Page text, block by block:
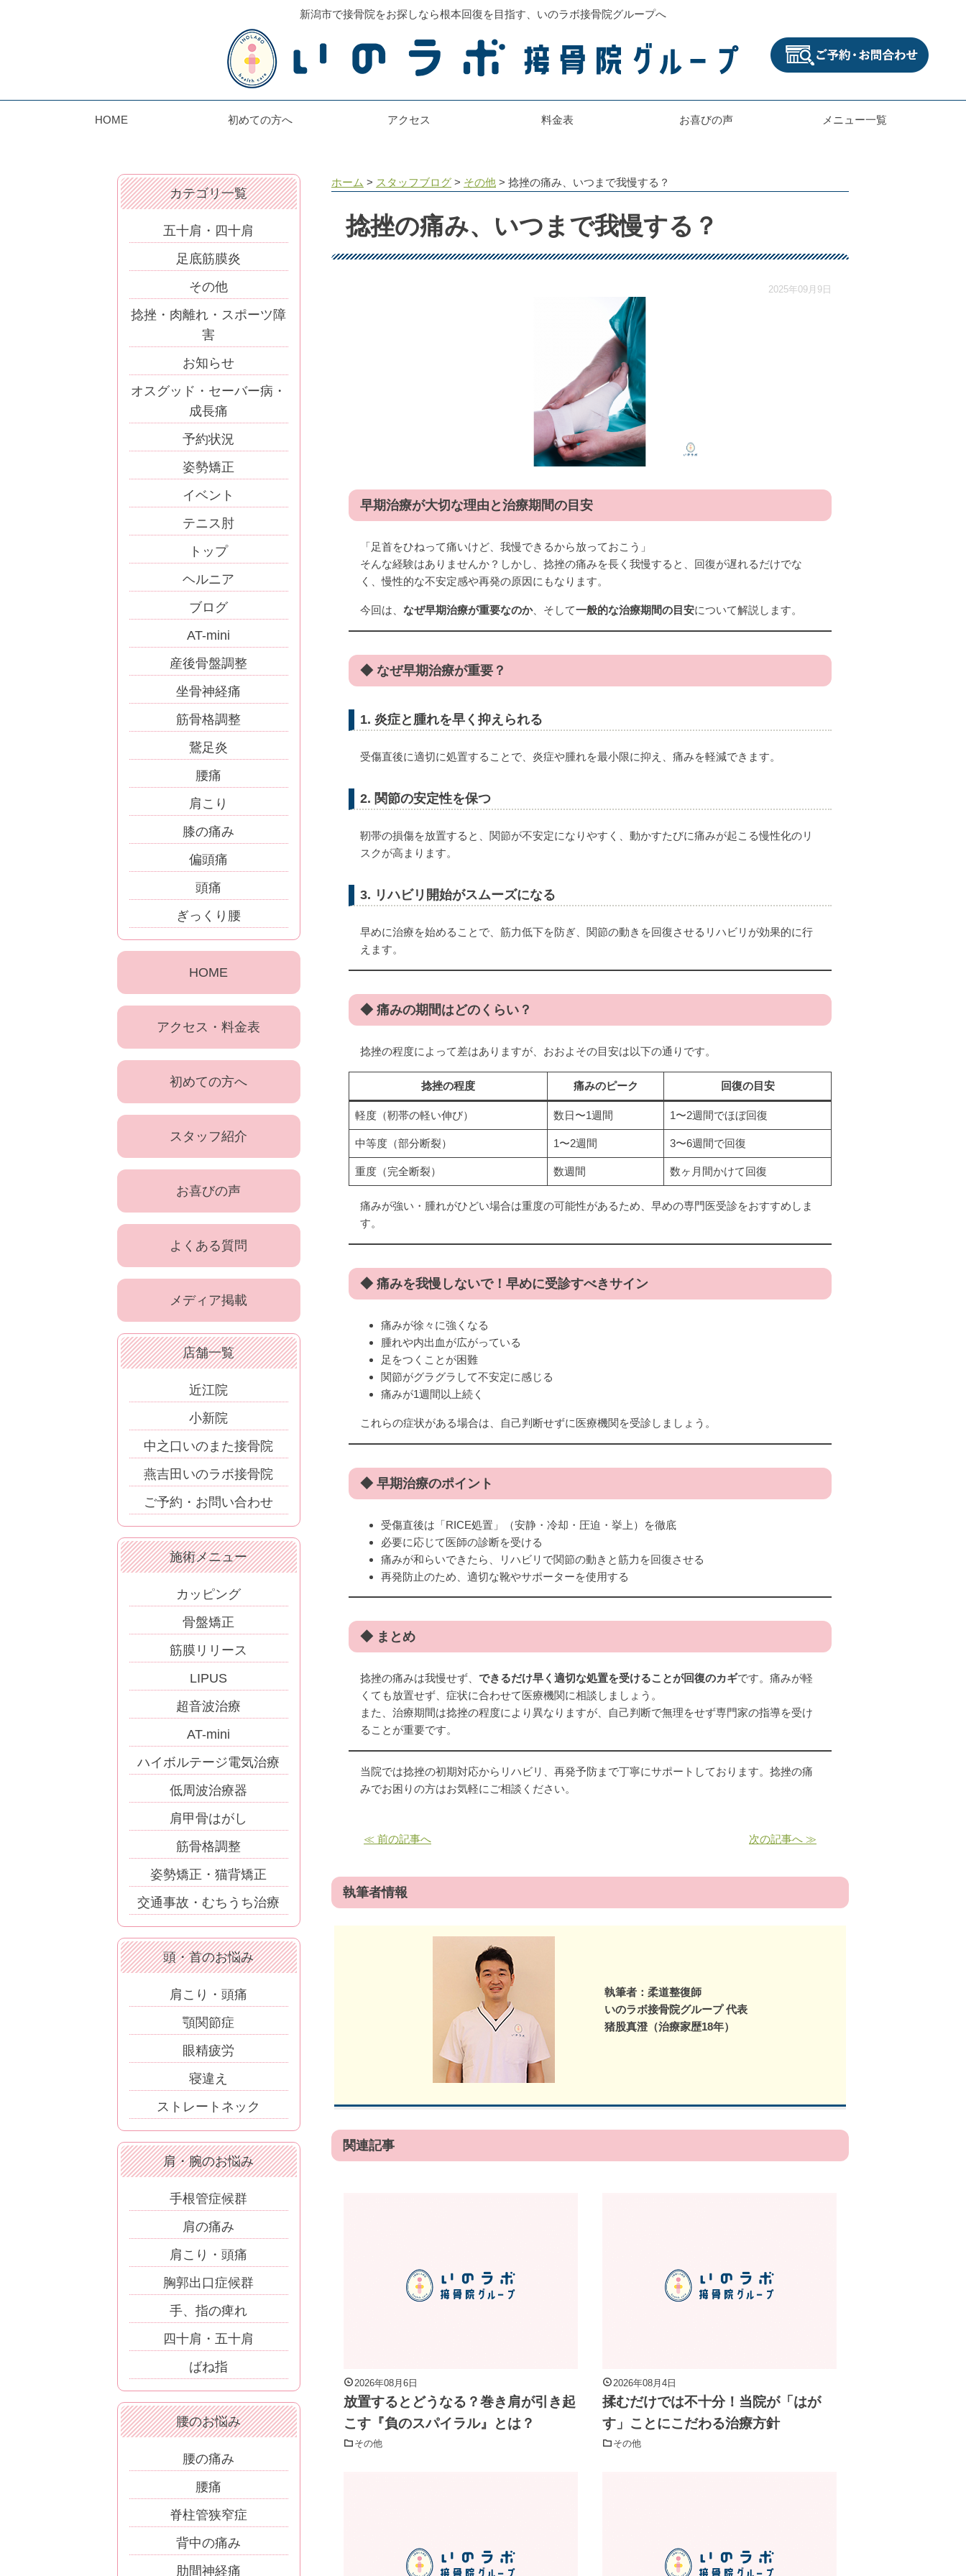
新潟市で接骨院をお探しなら根本回復を目指す、いのラボ接骨院グループへ
HOME 初めての方へ アクセス 料金表 お喜びの声 メニュー一覧
ホーム > スタッフブログ > その他 > 捻挫の痛み、いつまで我慢する？
捻挫の痛み、いつまで我慢する？
2025年09月9日
早期治療が大切な理由と治療期間の目安
「足首をひねって痛いけど、我慢できるから放っておこう」
そんな経験はありませんか？しかし、捻挫の痛みを長く我慢すると、回復が遅れるだけでな
く、慢性的な不安定感や再発の原因にもなります。
今回は、 なぜ早期治療が重要なのか、そして一般的な治療期間の目安について解説します。
◆ なぜ早期治療が重要？
1. 炎症と腫れを早く抑えられる
受傷直後に適切に処置することで、炎症や腫れを最小限に抑え、痛みを軽減できます。
2. 関節の安定性を保つ
靭帯の損傷を放置すると、関節が不安定になりやすく、動かすたびに痛みが起こる慢性化のリ
スクが高まります。
3. リハビリ開始がスムーズになる
早めに治療を始めることで、筋力低下を防ぎ、関節の動きを回復させるリハビリが効果的に行
えます。
◆ 痛みの期間はどのくらい？
捻挫の程度によって差はありますが、おおよその目安は以下の通りです。
捻挫の程度 痛みのピーク 回復の目安
軽度（靭帯の軽い伸び） 数日〜1週間 1〜2週間でほぼ回復
中等度（部分断裂） 1〜2週間 3〜6週間で回復
重度（完全断裂） 数週間 数ヶ月間かけて回復
痛みが強い・腫れがひどい場合は重度の可能性があるため、早めの専門医受診をおすすめしま
す。
◆ 痛みを我慢しないで！早めに受診すべきサイン
痛みが徐々に強くなる
腫れや内出血が広がっている
足をつくことが困難
関節がグラグラして不安定に感じる
痛みが1週間以上続く
これらの症状がある場合は、自己判断せずに医療機関を受診しましょう。
◆ 早期治療のポイント
受傷直後は「RICE処置」（安静・冷却・圧迫・挙上）を徹底
必要に応じて医師の診断を受ける
痛みが和らいできたら、リハビリで関節の動きと筋力を回復させる
再発防止のため、適切な靴やサポーターを使用する
◆ まとめ
捻挫の痛みは我慢せず、 できるだけ早く適切な処置を受けることが回復のカギです。痛みが軽
くても放置せず、症状に合わせて医療機関に相談しましょう。
また、治療期間は捻挫の程度により異なりますが、自己判断で無理をせず専門家の指導を受け
ることが重要です。
当院では捻挫の初期対応からリハビリ、再発予防まで丁寧にサポートしております。捻挫の痛
みでお困りの方はお気軽にご相談ください。
≪ 前の記事へ 次の記事へ ≫
執筆者情報
執筆者：柔道整復師
いのラボ接骨院グループ 代表
猪股真澄（治療家歴18年）
関連記事
2026年08月6日
放置するとどうなる？巻き肩が引き起
こす『負のスパイラル』とは？
その他
2026年08月4日
揉むだけでは不十分！当院が「はが
す」ことにこだわる治療方針
その他
カテゴリ一覧
五十肩・四十肩
足底筋膜炎
その他
捻挫・肉離れ・スポーツ障
害
お知らせ
オスグッド・セーバー病・
成長痛
予約状況
姿勢矯正
イベント
テニス肘
トップ
ヘルニア
ブログ
AT-mini
産後骨盤調整
坐骨神経痛
筋骨格調整
鵞足炎
腰痛
肩こり
膝の痛み
偏頭痛
頭痛
ぎっくり腰
HOME
アクセス・料金表
初めての方へ
スタッフ紹介
お喜びの声
よくある質問
メディア掲載
店舗一覧
近江院
小新院
中之口いのまた接骨院
燕吉田いのラボ接骨院
ご予約・お問い合わせ
施術メニュー
カッピング
骨盤矯正
筋膜リリース
LIPUS
超音波治療
AT-mini
ハイボルテージ電気治療
低周波治療器
肩甲骨はがし
筋骨格調整
姿勢矯正・猫背矯正
交通事故・むちうち治療
頭・首のお悩み
肩こり・頭痛
顎関節症
眼精疲労
寝違え
ストレートネック
肩・腕のお悩み
手根管症候群
肩の痛み
肩こり・頭痛
胸郭出口症候群
手、指の痺れ
四十肩・五十肩
ばね指
腰のお悩み
腰の痛み
腰痛
脊柱管狭窄症
背中の痛み
肋間神経痛